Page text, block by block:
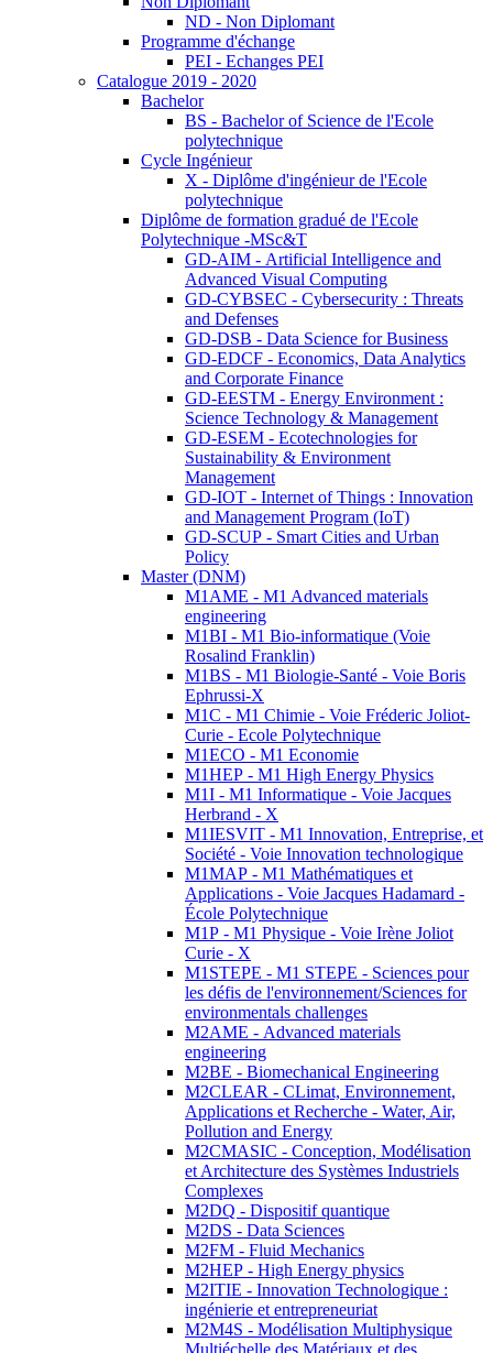
ND - Non Diplomant
Programme d'échange
PEI - Echanges PEI
Catalogue 2019 - 2020
Bachelor
BS - Bachelor of Science de l'Ecole
polytechnique
Cycle Ingénieur
X - Diplôme d'ingénieur de l'Ecole
polytechnique
Diplôme de formation gradué de l'Ecole
Polytechnique -MSc&T
GD-AIM - Artificial Intelligence and
Advanced Visual Computing
GD-CYBSEC - Cybersecurity : Threats
and Defenses
GD-DSB - Data Science for Business
GD-EDCF - Economics, Data Analytics
and Corporate Finance
GD-EESTM - Energy Environment :
Science Technology & Management
GD-ESEM - Ecotechnologies for
Sustainability & Environment
Management
GD-IOT - Internet of Things : Innovation
and Management Program (IoT)
GD-SCUP - Smart Cities and Urban
Policy
Master (DNM)
M1AME - M1 Advanced materials
engineering
M1BI - M1 Bio-informatique (Voie
Rosalind Franklin)
M1BS - M1 Biologie-Santé - Voie Boris
Ephrussi-X
M1C - M1 Chimie - Voie Fréderic Joliot-
Curie - Ecole Polytechnique
M1ECO - M1 Economie
M1HEP - M1 High Energy Physics
M1I - M1 Informatique - Voie Jacques
Herbrand - X
M1IESVIT - M1 Innovation, Entreprise, et
Société - Voie Innovation technologique
M1MAP - M1 Mathématiques et
Applications - Voie Jacques Hadamard -
École Polytechnique
M1P - M1 Physique - Voie Irène Joliot
Curie - X
M1STEPE - M1 STEPE - Sciences pour
les défis de l'environnement/Sciences for
environmentals challenges
M2AME - Advanced materials
engineering
M2BE - Biomechanical Engineering
M2CLEAR - CLimat, Environnement,
Applications et Recherche - Water, Air,
Pollution and Energy
M2CMASIC - Conception, Modélisation
et Architecture des Systèmes Industriels
Complexes
M2DQ - Dispositif quantique
M2DS - Data Sciences
M2FM - Fluid Mechanics
M2HEP - High Energy physics
M2ITIE - Innovation Technologique :
ingénierie et entrepreneuriat
M2M4S - Modélisation Multiphysique
Multiéchelle des Matériaux et des